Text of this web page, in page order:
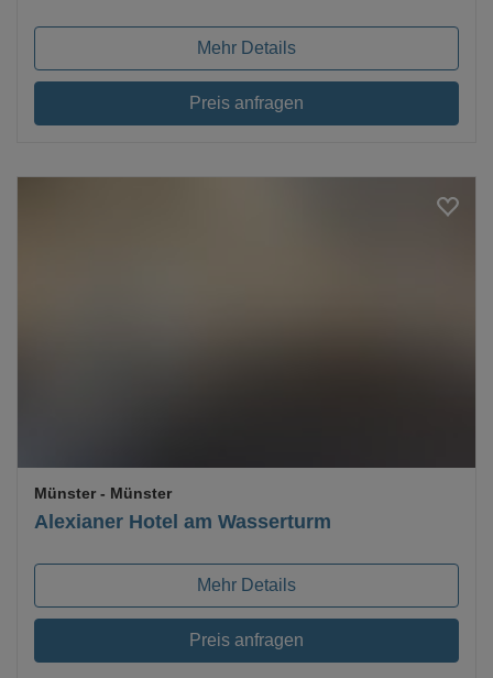
Mehr Details
Preis anfragen
Alexianer Hotel am Wasserturm
Münster - Münster
Mehr Details
Preis anfragen